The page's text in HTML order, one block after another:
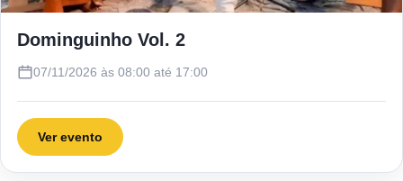
Dominguinho Vol. 2
07/11/2026 às 08:00 até 17:00
Ver evento